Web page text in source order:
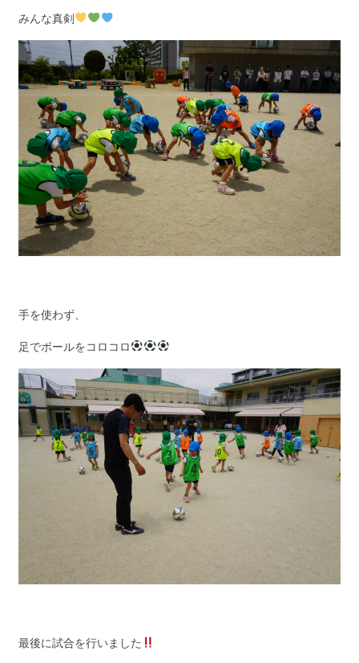
みんな真剣
手を使わず、
足でボールをコロコロ
最後に試合を行いました